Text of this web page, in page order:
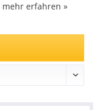
mehr erfahren »